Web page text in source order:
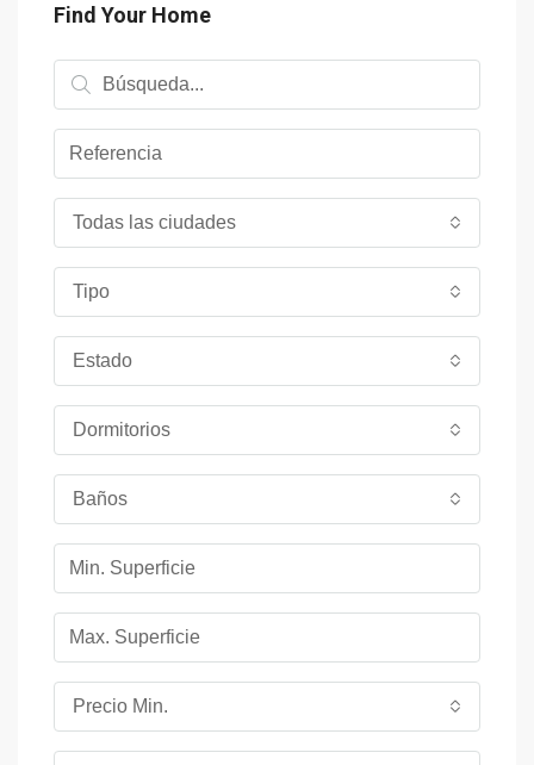
Find Your Home
Todas las ciudades
Tipo
Estado
Dormitorios
Baños
Precio Min.